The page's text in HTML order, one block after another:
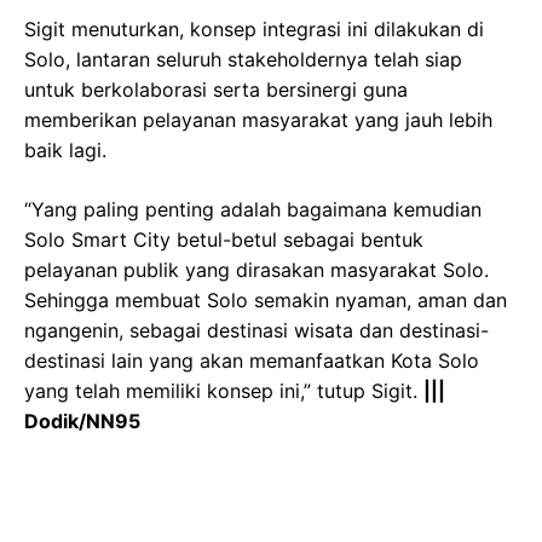
Sigit menuturkan, konsep integrasi ini dilakukan di
Solo, lantaran seluruh stakeholdernya telah siap
untuk berkolaborasi serta bersinergi guna
memberikan pelayanan masyarakat yang jauh lebih
baik lagi.
“Yang paling penting adalah bagaimana kemudian
Solo Smart City betul-betul sebagai bentuk
pelayanan publik yang dirasakan masyarakat Solo.
Sehingga membuat Solo semakin nyaman, aman dan
ngangenin, sebagai destinasi wisata dan destinasi-
destinasi lain yang akan memanfaatkan Kota Solo
yang telah memiliki konsep ini,” tutup Sigit.
Dodik/NN95